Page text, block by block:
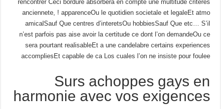
rencontrer Ceci bordure absorbera en compte une multitude criteres
anciennete, ! apparenceOu le quotidien societale et legaleEt atmo
amicalSauf Que centres d’interetsOu hobbiesSauf Que etc… S’il
n’est parfois pas aise avoir la certitude ce dont l’on demandeOu ce
sera pourtant realisableEt a une candelabre certains experiences
accompliesEt capable de ca Los cuales l’on ne insiste pour foulee
Surs achoppes gays en
harmonie avec vos exigences